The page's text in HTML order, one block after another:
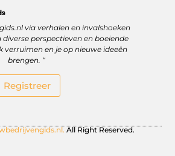
via verhalen en invalshoeken
perspectieven en boeiende
verruimen en je op nieuwe ideeën
brengen. “
Registreer
All Right Reserved.